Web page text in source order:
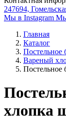
247694,
Мы в Instagram
Главная
Каталог
Постельное
Вареный
Постельное
хлопка